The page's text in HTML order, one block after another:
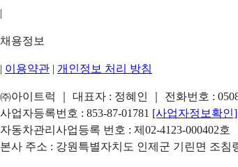
|
채용정보
| 이용약관 | 개인정보 처리 방침
㈜아이트럭 ｜ 대표자 : 정혜인 ｜ 전화번호 :
사업자등록번호 : 853-87-01781 [사업자정보확인]
자동차관리사업등록 번호 : 제02-4123-000402
본사 주소 : 강원특별자치도 인제군 기린면 조침